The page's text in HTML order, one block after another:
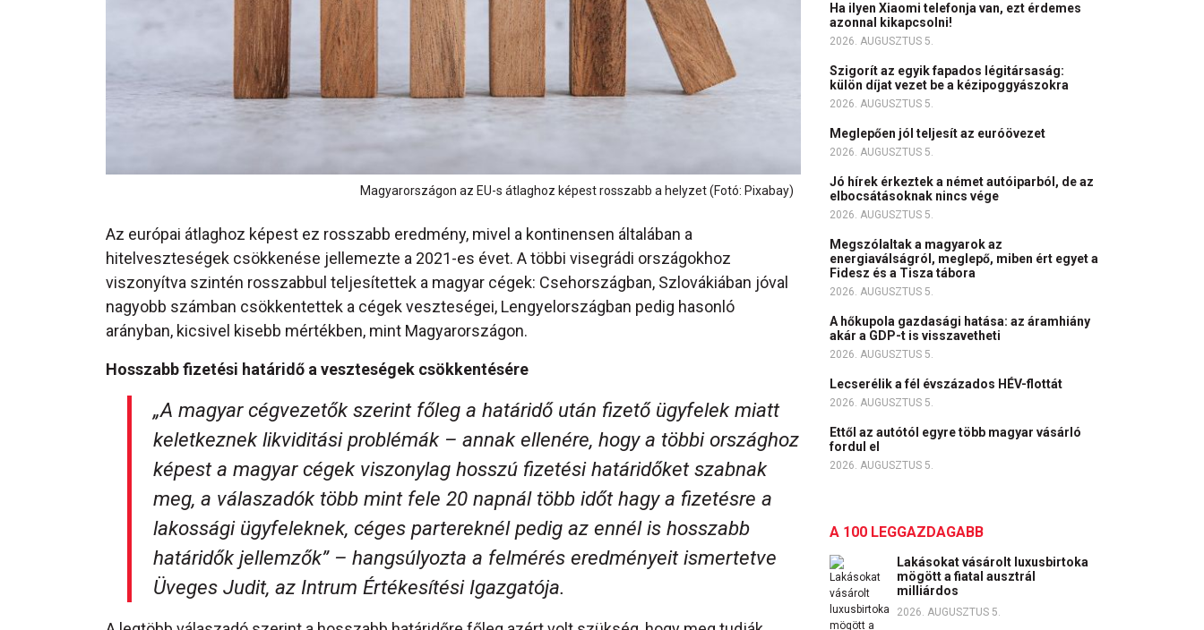
Magyarországon az EU-s átlaghoz képest rosszabb a helyzet (Fotó: Pixabay)
Az európai átlaghoz képest ez rosszabb eredmény, mivel a kontinensen általában a
hitelveszteségek csökkenése jellemezte a 2021-es évet. A többi visegrádi országokhoz
viszonyítva szintén rosszabbul teljesítettek a magyar cégek: Csehországban, Szlovákiában jóval
nagyobb számban csökkentettek a cégek veszteségei, Lengyelországban pedig hasonló
arányban, kicsivel kisebb mértékben, mint Magyarországon.
Hosszabb fizetési határidő a veszteségek csökkentésére
„A magyar cégvezetők szerint főleg a határidő után fizető ügyfelek miatt
keletkeznek likviditási problémák – annak ellenére, hogy a többi országhoz
képest a magyar cégek viszonylag hosszú fizetési határidőket szabnak
meg, a válaszadók több mint fele 20 napnál több időt hagy a fizetésre a
lakossági ügyfeleknek, céges partereknél pedig az ennél is hosszabb
határidők jellemzők” – hangsúlyozta a felmérés eredményeit ismertetve
Üveges Judit, az Intrum Értékesítési Igazgatója.
Ha ilyen Xiaomi telefonja van, ezt érdemes
azonnal kikapcsolni!
2026. AUGUSZTUS 5.
Szigorít az egyik fapados légitársaság:
külön díjat vezet be a kézipoggyászokra
2026. AUGUSZTUS 5.
Meglepően jól teljesít az euróövezet
2026. AUGUSZTUS 5.
Jó hírek érkeztek a német autóiparból, de az
elbocsátásoknak nincs vége
2026. AUGUSZTUS 5.
Megszólaltak a magyarok az
energiaválságról, meglepő, miben ért egyet a
Fidesz és a Tisza tábora
2026. AUGUSZTUS 5.
A hőkupola gazdasági hatása: az áramhiány
akár a GDP-t is visszavetheti
2026. AUGUSZTUS 5.
Lecserélik a fél évszázados HÉV-flottát
2026. AUGUSZTUS 5.
Ettől az autótól egyre több magyar vásárló
fordul el
2026. AUGUSZTUS 5.
A 100 LEGGAZDAGABB
Lakásokat vásárolt luxusbirtoka
mögött a fiatal ausztrál
milliárdos
2026. AUGUSZTUS 5.